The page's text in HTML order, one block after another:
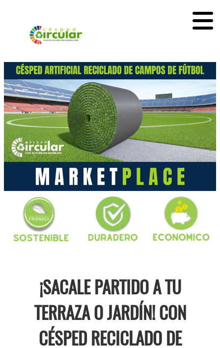
¡SACALE PARTIDO A TU
TERRAZA O JARDÍN! CON
CÉSPED RECICLADO DE